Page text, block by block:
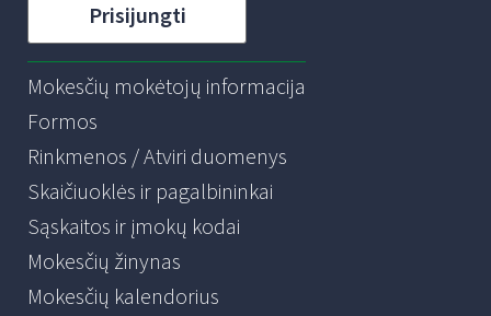
Prisijungti
Mokesčių mokėtojų informacija
Formos
Rinkmenos / Atviri duomenys
Skaičiuoklės ir pagalbininkai
Sąskaitos ir įmokų kodai
Mokesčių žinynas
Mokesčių kalendorius